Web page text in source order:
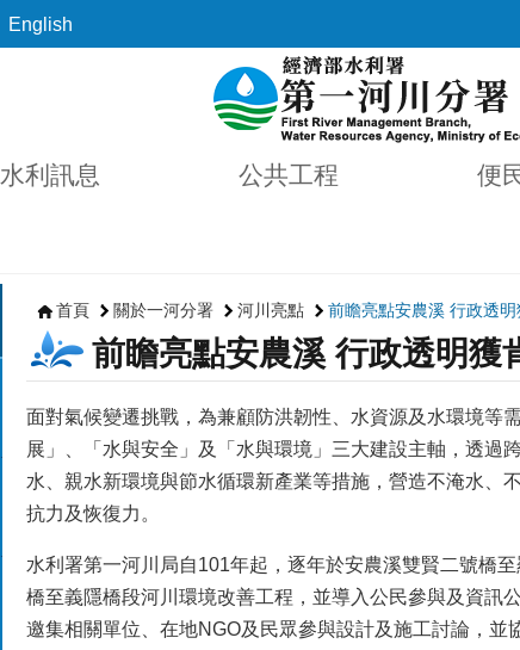
English
水利訊息 公共工程 便
首頁 關於一河分署 河川亮點 前瞻亮點安農溪 行政透明
前瞻亮點安農溪 行政透明獲
面對氣候變遷挑戰，為兼顧防洪韌性、水資源及水環境等
展」、「水與安全」及「水與環境」三大建設主軸，透過
水、親水新環境與節水循環新產業等措施，營造不淹水、
抗力及恢復力。
水利署第一河川局自101年起，逐年於安農溪雙賢二號橋
橋至義隱橋段河川環境改善工程，並導入公民參與及資訊
邀集相關單位、在地NGO及民眾參與設計及施工討論，